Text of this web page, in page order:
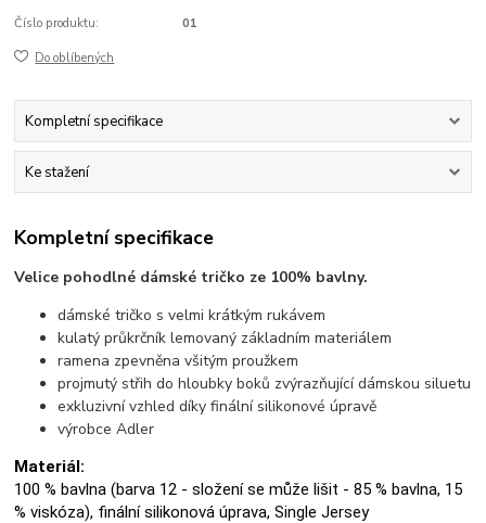
Číslo produktu: 01
Do oblíbených
Kompletní specifikace
Ke stažení
Kompletní specifikace
Velice pohodlné dámské tričko ze 100% bavlny.
dámské tričko s velmi krátkým rukávem
kulatý průkrčník lemovaný základním materiálem
ramena zpevněna všitým proužkem
projmutý střih do hloubky boků zvýrazňující dámskou siluetu
exkluzivní vzhled díky finální silikonové úpravě
výrobce Adler
Materiál:
100 % bavlna (barva 12 - složení se může lišit - 85 % bavlna, 15
% viskóza), finální silikonová úprava, Single Jersey